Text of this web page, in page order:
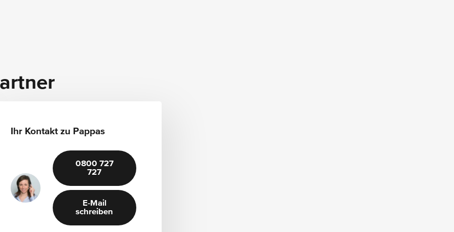
Sitzbezug - Premium-Flachgewebe -
Staukasten - links unter Fahrerhaus
Fahrerhausrückwand - ohne Fenster
Sitzlehne - Entriegelung - Fahrersitz
Warmwasser-Zusatzheizung - Fahrerhaus
Ihr Kontakt zu Pappas
0800 727
727
E-Mail
schreiben